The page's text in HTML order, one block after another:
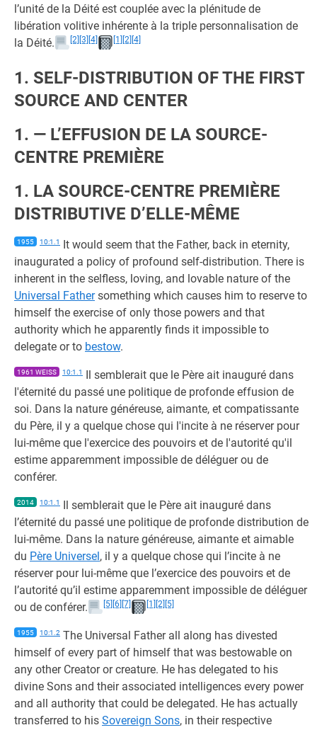
l’unité de la Déité est couplée avec la plénitude de
libération volitive inhérente à la triple personnalisation de
la Déité.
[2] [3] [4] [1] [2] [4]
1. SELF-DISTRIBUTION OF THE FIRST
SOURCE AND CENTER
1. — L’EFFUSION DE LA SOURCE-
CENTRE PREMIÈRE
1. LA SOURCE-CENTRE PREMIÈRE
DISTRIBUTIVE D’ELLE-MÊME
1955 10:1.1
It would seem that the Father, back in eternity,
inaugurated a policy of profound self-distribution. There is
inherent in the selfless, loving, and lovable nature of the
Universal Fathersomething which causes him to reserve to
himself the exercise of only those powers and that
authority which he apparently finds it impossible to
delegate or to bestow.
1961 WEISS 10:1.1
Il semblerait que le Père ait inauguré dans
l'éternité du passé une politique de profonde effusion de
soi. Dans la nature généreuse, aimante, et compatissante
du Père, il y a quelque chose qui l'incite à ne réserver pour
lui-même que l'exercice des pouvoirs et de l'autorité qu'il
estime apparemment impossible de déléguer ou de
conférer.
2014 10:1.1
Il semblerait que le Père ait inauguré dans
l’éternité du passé une politique de profonde distribution de
lui-même. Dans la nature généreuse, aimante et aimable
du Père Universel, il y a quelque chose qui l’incite à ne
réserver pour lui-même que l’exercice des pouvoirs et de
l’autorité qu’il estime apparemment impossible de déléguer
ou de conférer.
[5] [6] [7] [1] [2] [5]
1955 10:1.2 The Universal Father all along has divested
himself of every part of himself that was bestowable on
any other Creator or creature. He has delegated to his
divine Sons and their associated intelligences every power
and all authority that could be delegated. He has actually
transferred to his Sovereign Sons, in their respective